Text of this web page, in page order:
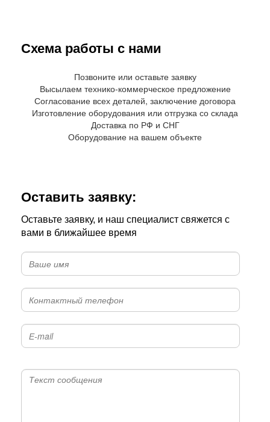
Схема работы с нами
Позвоните или оставьте заявку
Высылаем технико-коммерческое предложение
Согласование всех деталей, заключение договора
Изготовление оборудования или отгрузка со склада
Доставка по РФ и СНГ
Оборудование на вашем объекте
Оставить заявку:
Оставьте заявку, и наш специалист свяжется с
вами в ближайшее время